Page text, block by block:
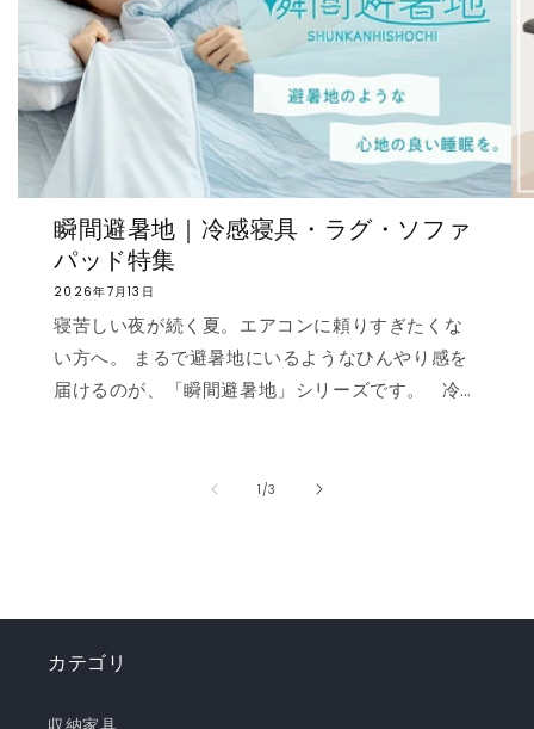
瞬間避暑地｜冷感寝具・ラグ・ソファ
パッド特集
2026年7月13日
寝苦しい夜が続く夏。エアコンに頼りすぎたくな
い方へ。 まるで避暑地にいるようなひんやり感を
届けるのが、「瞬間避暑地」シリーズです。 冷
うな“ずっと触れていたくなる冷たさ”を実現しま
う！✨ ❄️強冷感リバーシブルケット ❄️強冷感リバ
ーシブル敷きパッド ❄️強冷感枕パッド ❄️強冷感抱
き枕 ❄️強冷感3層ごろ寝マット ❄️強冷感ソファーパ
ッド ❄️強冷感極厚ラグ 🍃【New!!】通年使えるレ
1 /の
3
カテゴリ